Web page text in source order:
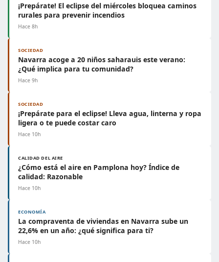
¡Prepárate! El eclipse del miércoles bloquea caminos
rurales para prevenir incendios
Hace 8h
SOCIEDAD
Navarra acoge a 20 niños saharauis este verano:
¿Qué implica para tu comunidad?
Hace 9h
SOCIEDAD
¡Prepárate para el eclipse! Lleva agua, linterna y ropa
ligera o te puede costar caro
Hace 10h
CALIDAD DEL AIRE
¿Cómo está el aire en Pamplona hoy? Índice de
calidad: Razonable
Hace 10h
ECONOMÍA
La compraventa de viviendas en Navarra sube un
22,6% en un año: ¿qué significa para ti?
Hace 10h